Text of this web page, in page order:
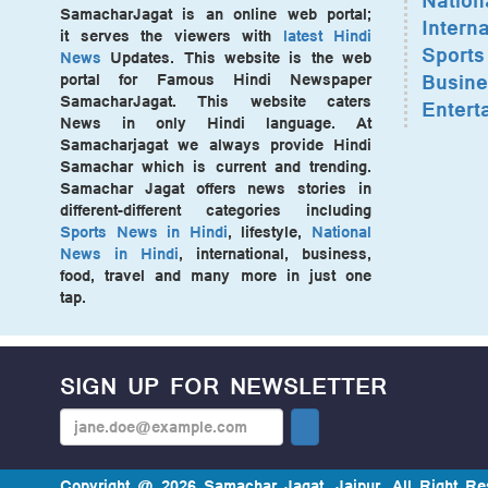
SamacharJagat is an online web portal;
it serves the viewers with latest Hindi
News Updates. This website is the web
portal for Famous Hindi Newspaper
SamacharJagat. This website caters
News in only Hindi language. At
Samacharjagat we always provide Hindi
Samachar which is current and trending.
Samachar Jagat offers news stories in
different-different categories including
Sports News in Hindi, lifestyle, National
News in Hindi, international, business,
food, travel and many more in just one
tap.
Sports
SIGN UP FOR NEWSLETTER